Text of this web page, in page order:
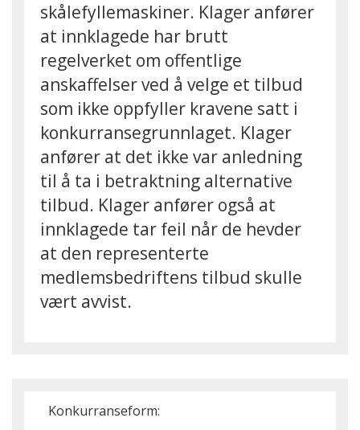
skålefyllemaskiner. Klager anfører
at innklagede har brutt
regelverket om offentlige
anskaffelser ved å velge et tilbud
som ikke oppfyller kravene satt i
konkurransegrunnlaget. Klager
anfører at det ikke var anledning
til å ta i betraktning alternative
tilbud. Klager anfører også at
innklagede tar feil når de hevder
at den representerte
medlemsbedriftens tilbud skulle
vært avvist.
Konkurranseform: